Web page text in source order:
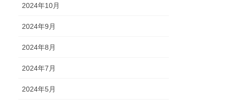
2024年10月
2024年9月
2024年8月
2024年7月
2024年5月